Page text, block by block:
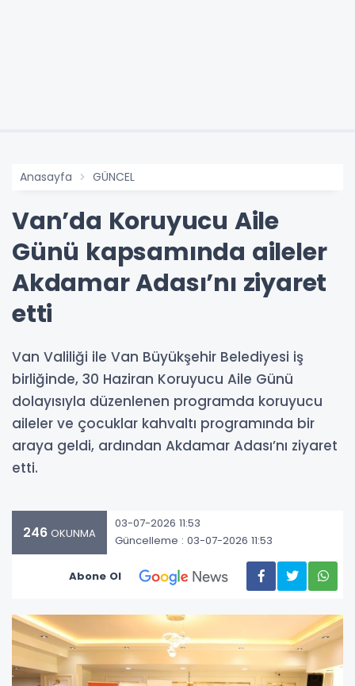
Anasayfa GÜNCEL
Van’da Koruyucu Aile
Günü kapsamında aileler
Akdamar Adası’nı ziyaret
etti
Van Valiliği ile Van Büyükşehir Belediyesi iş
birliğinde, 30 Haziran Koruyucu Aile Günü
dolayısıyla düzenlenen programda koruyucu
aileler ve çocuklar kahvaltı programında bir
araya geldi, ardından Akdamar Adası’nı ziyaret
etti.
246 OKUNMA
03-07-2026 11:53
Güncelleme : 03-07-2026 11:53
Abone Ol